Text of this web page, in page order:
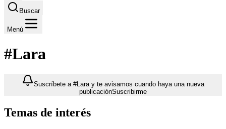
Buscar
Menú
#Lara
Suscríbete a #Lara y te avisamos cuando haya una nueva
publicaciónSuscribirme
Temas de interés